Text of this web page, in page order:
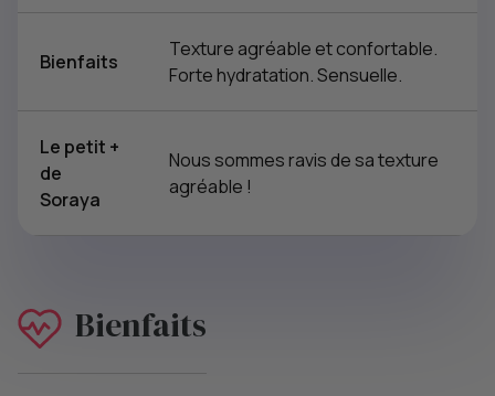
Bienfaits
Texture agréable et confortable.
Forte hydratation. Sensuelle.
Le petit +
de
Soraya
Nous sommes ravis de sa texture
agréable !
Bienfaits